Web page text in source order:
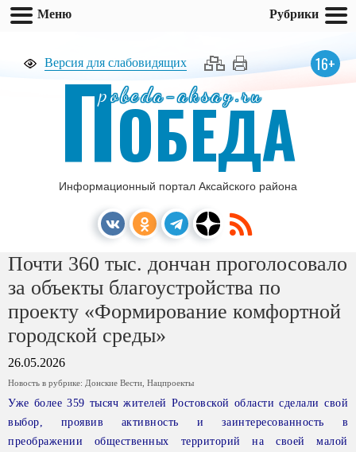
Версия для слабовидящих 16+
pobeda-aksay.ru
ПОБЕДА
Информационный портал Аксайского района
Почти 360 тыс. дончан проголосовало
за объекты благоустройства по
проекту «Формирование комфортной
городской среды»
26.05.2026
Новость в рубрике: Донские Вести Нацпроекты
Уже более 359 тысяч жителей Ростовской области сделали свой
выбор, проявив активность и заинтересованность в
преображении общественных территорий на своей малой
Меню Рубрики